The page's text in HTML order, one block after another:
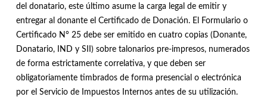
del donatario, este último asume la carga legal de emitir y
entregar al donante el Certificado de Donación. El Formulario o
Certificado N° 25 debe ser emitido en cuatro copias (Donante,
Donatario, IND y SII) sobre talonarios pre-impresos, numerados
de forma estrictamente correlativa, y que deben ser
obligatoriamente timbrados de forma presencial o electrónica
por el Servicio de Impuestos Internos antes de su utilización.